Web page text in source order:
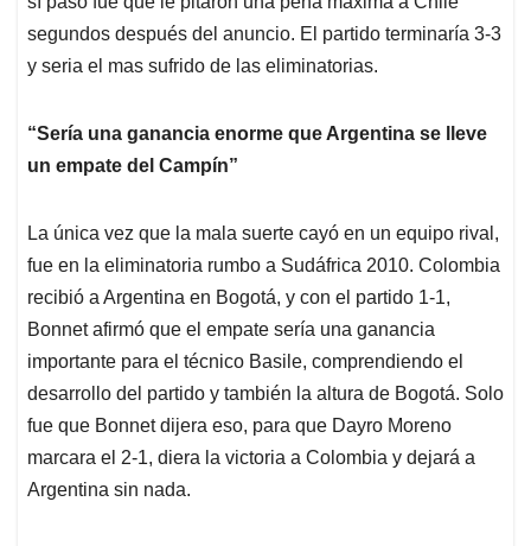
segundos después del anuncio. El partido terminaría 3-3
y seria el mas sufrido de las eliminatorias.
“Sería una ganancia enorme que Argentina se lleve
un empate del Campín”
La única vez que la mala suerte cayó en un equipo rival,
fue en la eliminatoria rumbo a Sudáfrica 2010. Colombia
recibió a Argentina en Bogotá, y con el partido 1-1,
Bonnet afirmó que el empate sería una ganancia
importante para el técnico Basile, comprendiendo el
desarrollo del partido y también la altura de Bogotá. Solo
fue que Bonnet dijera eso, para que Dayro Moreno
marcara el 2-1, diera la victoria a Colombia y dejará a
Argentina sin nada.